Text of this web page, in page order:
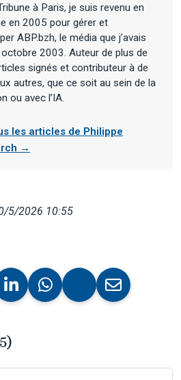
à Paris, je suis revenu en
en 2005 pour gérer et
ABP.bzh, le média que j’avais
2003. Auteur de plus de
signés et contributeur à de
autres, que ce soit au sein de la
ou avec l’IA.
les articles de Philippe
→
5/2026 10:55